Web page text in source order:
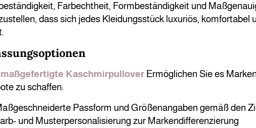
Farbechtheit, Formbeständigkeit und
dass sich jedes Kleidungsstück luxuriös, komfortabel
maßgefertigte KaschmirpulloverErmöglichen Sie es
zu schaffen:
Passform und Größenangaben gemäß den
und Musterpersonalisierung zur Markendifferenzierung